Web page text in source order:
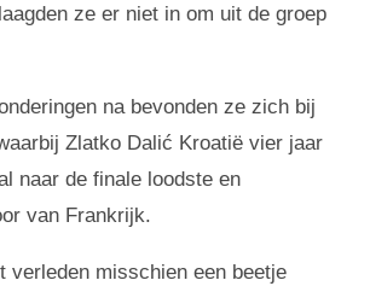
ze er niet in om uit de groep
na bevonden ze zich bij
Zlatko Dalić Kroatië vier jaar
naar de finale loodste en
van Frankrijk.
verleden misschien een beetje